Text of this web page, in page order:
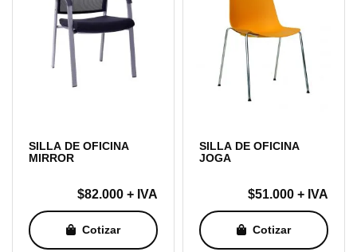
SILLA DE OFICINA
MIRROR
$82.000 + IVA
Cotizar
SILLA DE OFICINA
JOGA
$51.000 + IVA
Cotizar